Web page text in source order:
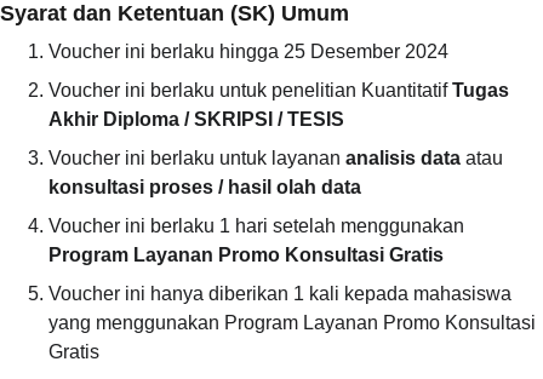
Syarat dan Ketentuan (SK) Umum
Voucher ini berlaku hingga 25 Desember 2024
Voucher ini berlaku untuk penelitian Kuantitatif Tugas
Akhir Diploma / SKRIPSI / TESIS
Voucher ini berlaku untuk layanan analisis data atau
konsultasi proses / hasil olah data
Voucher ini berlaku 1 hari setelah menggunakan
Program Layanan Promo Konsultasi Gratis
Voucher ini hanya diberikan 1 kali kepada mahasiswa
yang menggunakan Program Layanan Promo Konsultasi
Gratis